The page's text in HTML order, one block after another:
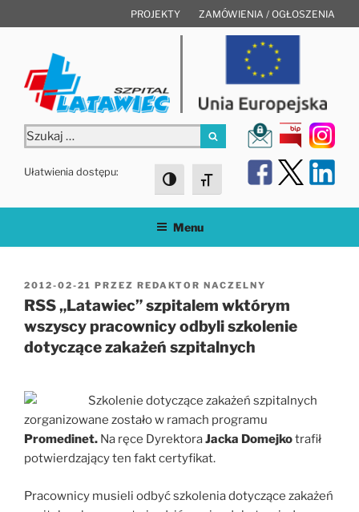
do
PROJEKTY ZAMÓWIENIA / OGŁOSZENIA
Szukaj:
Szukaj
Ułatwienia dostępu:
Toggle High Contrast
Toggle Font size
Menu
OPUBLIKOWANE
W
2012-02-21 PRZEZ REDAKTOR NACZELNY
RSS „Latawiec” szpitalem wktórym
wszyscy pracownicy odbyli szkolenie
dotyczące zakażeń szpitalnych
Szkolenie dotyczące zakażeń szpitalnych
zorganizowane zostało w ramach programu
Promedinet. Na ręce DyrektoraJacka Domejkotrafił
potwierdzający ten fakt certyfikat.
Pracownicy musieli odbyć szkolenia dotyczące zakażeń